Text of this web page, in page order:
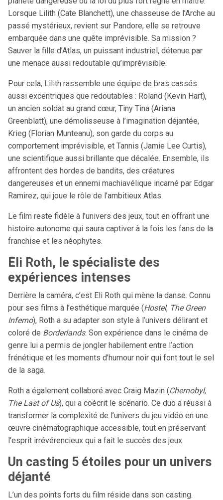
Lorsque Lilith (Cate Blanchett), une chasseuse de l’Arche au
passé mystérieux, revient sur Pandore, elle se retrouve
embarquée dans une quête imprévisible. Sa mission ?
Sauver la fille d’Atlas, un puissant industriel, détenue par
une menace aussi redoutable qu’imprévisible.
Pour cela, Lilith rassemble une équipe de bras cassés
aussi excentriques que redoutables : Roland (Kevin Hart),
un ancien soldat au grand cœur, Tiny Tina (Ariana
Greenblatt), une démolisseuse à l’imagination déjantée,
Krieg (Florian Munteanu), son garde du corps au
comportement imprévisible, et Tannis (Jamie Lee Curtis),
une scientifique aussi brillante que décalée. Ensemble, ils
affrontent des hordes de bandits, des créatures
dangereuses et un ennemi machiavélique incarné par Edgar
Ramirez, qui joue le rôle de l’ambitieux Atlas.
Le film reste fidèle à l’univers des jeux, tout en offrant une
histoire autonome qui saura captiver à la fois les fans de la
franchise et les néophytes.
Eli Roth, le spécialiste des
expériences intenses
Derrière la caméra, c’est Eli Roth qui mène la danse. Connu
pour ses films à l’esthétique marquée (Hostel, The Green
Inferno), Roth a su adapter son style à l’univers délirant et
coloré de Borderlands. Son expérience dans le cinéma de
genre lui a permis de jongler habilement entre l’action
frénétique et les moments d’humour noir qui font tout le sel
de la saga.
Roth a également collaboré avec Craig Mazin (Chernobyl,
The Last of Us), qui a coécrit le scénario. Ce duo a réussi à
transformer la complexité de l’univers du jeu vidéo en une
œuvre cinématographique accessible, tout en préservant
l’esprit irrévérencieux qui a fait le succès des jeux.
Un casting 5 étoiles pour un univers
déjanté
L’un des points forts du film réside dans son casting.